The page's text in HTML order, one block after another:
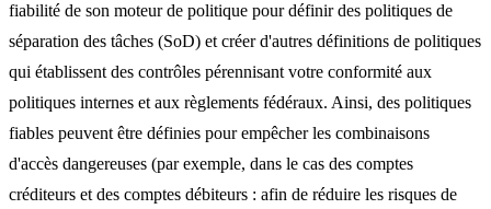
fiabilité de son moteur de politique pour définir des politiques de
séparation des tâches (SoD) et créer d'autres définitions de politiques
qui établissent des contrôles pérennisant votre conformité aux
politiques internes et aux règlements fédéraux. Ainsi, des politiques
fiables peuvent être définies pour empêcher les combinaisons
d'accès dangereuses (par exemple, dans le cas des comptes
créditeurs et des comptes débiteurs : afin de réduire les risques de